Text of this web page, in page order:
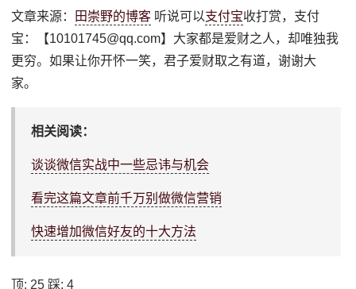
文章来源： 田崇野的博客 听说可以支付宝收打赏，支付
宝：【10101745@qq.com】大家都是爱财之人，却唯独我
更穷。如果让你开怀一笑，君子爱财取之有道，谢谢大
家。
相关阅读：
谈谈微信实战中一些忌讳与机会
看完这篇文章前千万别做微信营销
快速增加微信好友的十大方法
顶:25 踩:4